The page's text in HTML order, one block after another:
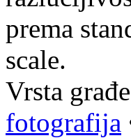
prema
scale.
Vrsta građe
fotografija